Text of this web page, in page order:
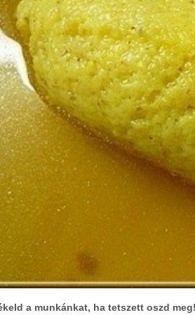
a munkánkat, ha tetszett oszd